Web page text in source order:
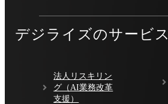
デジライズのサービス
法人リスキリン
グ（AI業務改革
支援）